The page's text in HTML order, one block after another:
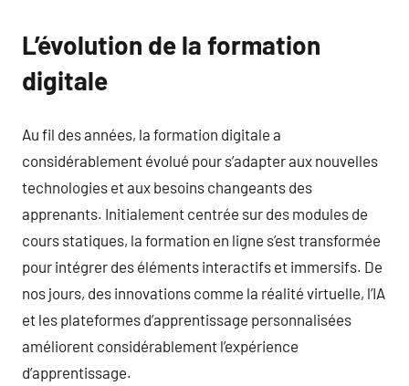
L’évolution de la formation
digitale
Au fil des années, la formation digitale a
considérablement évolué pour s’adapter aux nouvelles
technologies et aux besoins changeants des
apprenants. Initialement centrée sur des modules de
cours statiques, la formation en ligne s’est transformée
pour intégrer des éléments interactifs et immersifs. De
nos jours, des innovations comme la réalité virtuelle, l’IA
et les plateformes d’apprentissage personnalisées
améliorent considérablement l’expérience
d’apprentissage.